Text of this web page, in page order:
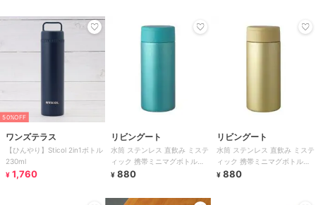
50%OFF
ワンズテラス
【ひんやり】Sticol 2in1ボトル
230ml
¥ 1,760
リビングート
水筒 ステンレス 直飲み ミステ
ィック 携帯ミニマグボトル
220ml 軽量
¥ 880
リビングート
水筒 ステンレス 直飲み ミステ
ィック 携帯ミニマグボトル
220ml 軽量
¥ 880